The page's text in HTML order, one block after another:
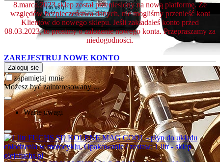
8.marca.2023 sklep został przeniesiony na nową platformę. Ze
względów bezpieczeństwa danych, nie mogliśmy przenieść kont
Klientów do nowego sklepu. Jeśli zakładałeś konto przed
08.03.2023, to prosimy o założenie nowego konta. Przepraszamy za
niedogodności.
ZAREJESTRUJ NOWE KONTO
Zaloguj się
zapamiętaj mnie
Możesz być zainteresowany ...
Warte uwagi